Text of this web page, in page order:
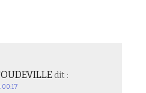
dit :
00:17